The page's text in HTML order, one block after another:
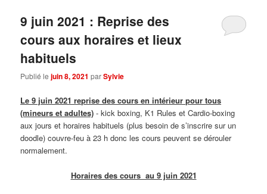
9 juin 2021 : Reprise des
cours aux horaires et lieux
habituels
Publié lejuin 8, 2021 parSylvie
Le 9 juin 2021 reprise des cours en intérieur pour tous
(mineurs et adultes) - kick boxing, K1 Rules et Cardio-boxing
aux jours et horaires habituels (plus besoin de s’inscrire sur un
doodle) couvre-feu à 23 h donc les cours peuvent se dérouler
normalement.
Horaires des cours au 9 juin 2021